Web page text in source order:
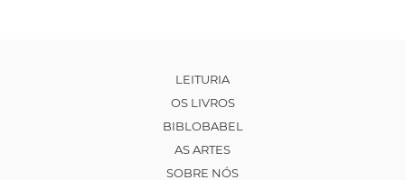
LEITURIA
OS LIVROS
BIBLOBABEL
AS ARTES
SOBRE NÓS